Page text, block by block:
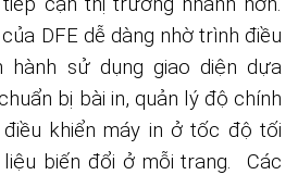
DFE dễ dàng nhờ trình điều
hành sử dụng giao diện dựa
bị bài in, quản lý độ chính
khiển máy in ở tốc độ tối
biến đổi ở mỗi trang. Các